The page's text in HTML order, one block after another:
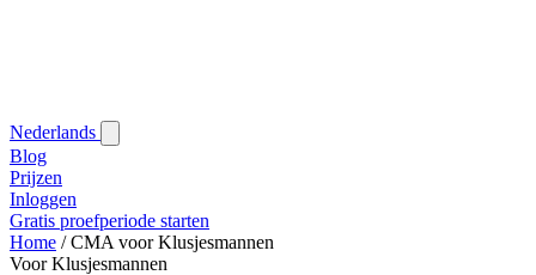
Nederlands
Blog‎
Prijzen
Inloggen
Gratis proefperiode starten
Home / CMA voor Klusjesmannen
Voor Klusjesmannen